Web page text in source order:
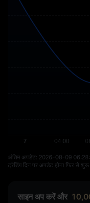
अंतिम अपडेट: ⁦2026-08-09
ट्रेडिंग दिन पर अपडेट होना फिर से
साइन अप करें और